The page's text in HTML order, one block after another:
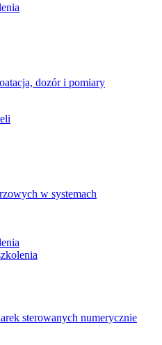
dozór i pomiary
w systemach
sterowanych numerycznie